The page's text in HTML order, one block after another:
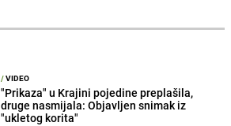
/VIDEO
"Prikaza" u Krajini pojedine preplašila,
druge nasmijala: Objavljen snimak iz
"ukletog korita"